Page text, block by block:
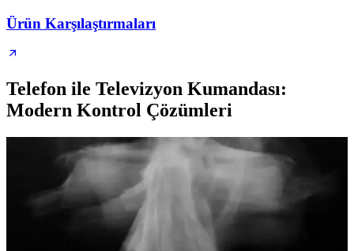
Ürün Karşılaştırmaları
Telefon ile Televizyon Kumandası:
Modern Kontrol Çözümleri